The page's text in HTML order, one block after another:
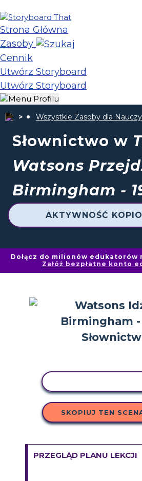
Strona Główna
Zasoby
Cennik
Utwórz Storyboard
Utwórz Storyboard
Wszystkie Zasoby dla
Słownictwo w
Watsons
Birmingham -
AKTYWNOŚĆ
Dołącz do milionów edukatorów
Załóż bezpłatne konto
SKOPIUJ TEN
PRZEGLĄD PLANU LEKCJI